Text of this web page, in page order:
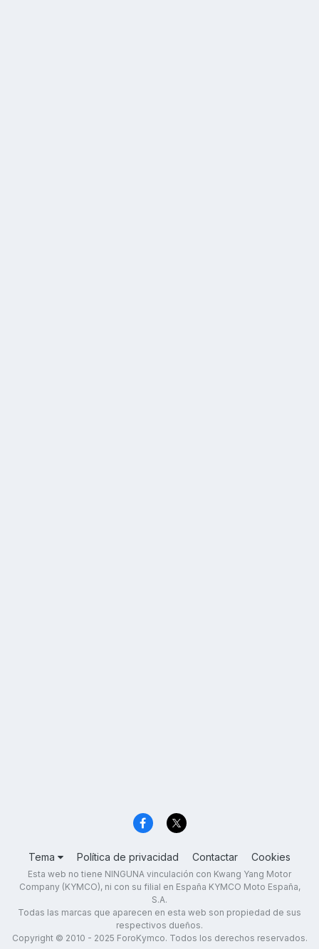
Tema Política de privacidad Contactar Cookies
Esta web no tiene NINGUNA vinculación con Kwang Yang Motor
Company (KYMCO), ni con su filial en España KYMCO Moto España,
S.A.
Todas las marcas que aparecen en esta web son propiedad de sus
respectivos dueños.
Copyright © 2010 - 2025 ForoKymco. Todos los derechos reservados.